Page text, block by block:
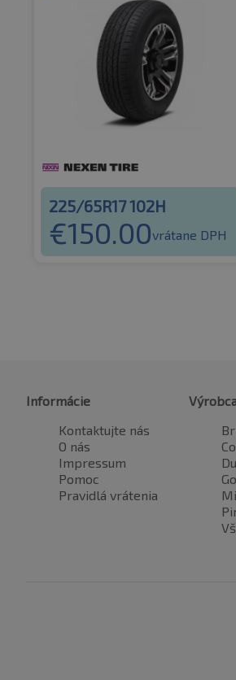
225/65R17 102H
€150.00vrátane DPH
Informácie
Kontaktujte nás
O nás
Impressum
Pomoc
Pravidlá vrátenia